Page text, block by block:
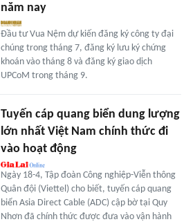
năm nay
Đầu tư Vua Nệm dự kiến đăng ký công ty đại
chúng trong tháng 7, đăng ký lưu ký chứng
khoán vào tháng 8 và đăng ký giao dịch
UPCoM trong tháng 9.
Tuyến cáp quang biển dung lượng
lớn nhất Việt Nam chính thức đi
vào hoạt động
Ngày 18-4, Tập đoàn Công nghiệp-Viễn thông
Quân đội (Viettel) cho biết, tuyến cáp quang
biển Asia Direct Cable (ADC) cập bờ tại Quy
Nhơn đã chính thức được đưa vào vận hành